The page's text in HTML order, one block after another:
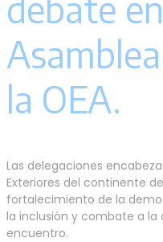
la OEA.
Las delegaciones
Exteriores del continente
fortalecimiento de la
la inclusión y combate a la
encuentro.